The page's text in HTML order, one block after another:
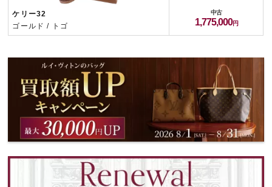
ケリー32
ゴールド / トゴ
中古
1,775,000